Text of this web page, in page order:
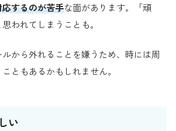
するのが苦手な面があります。「頑
われてしまうことも。
から外れることを嫌うため、時には周
ともあるかもしれません。
い